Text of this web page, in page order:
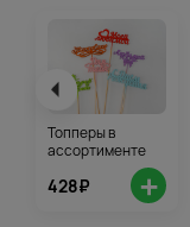
Топперы в
ассортименте
428₽ +